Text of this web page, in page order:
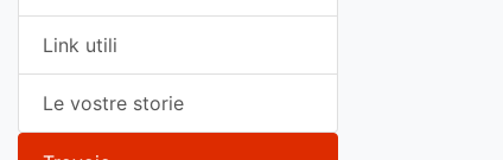
Link utili
Le vostre storie